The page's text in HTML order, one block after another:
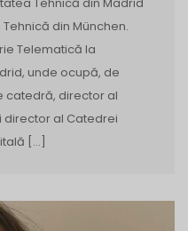
din München.
Telematică la
unde ocupă, de
catedră, director al
director al Catedrei
[…]